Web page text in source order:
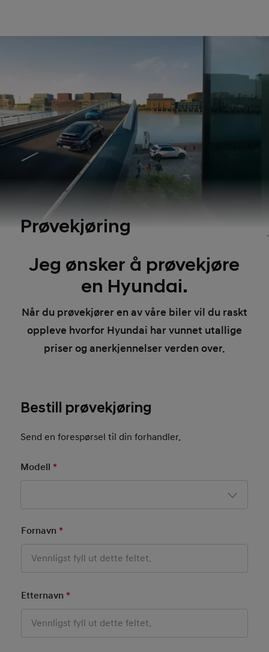
Prøvekjøring
Jeg ønsker å prøvekjøre
en Hyundai.
Når du prøvekjører en av våre biler vil du raskt
oppleve hvorfor Hyundai har vunnet utallige
priser og anerkjennelser verden over.
Bestill prøvekjøring
Send en forespørsel til din forhandler.
Basic User Info
Modell*
Fornavn *Mandatory Field
Etternavn *Mandatory Field